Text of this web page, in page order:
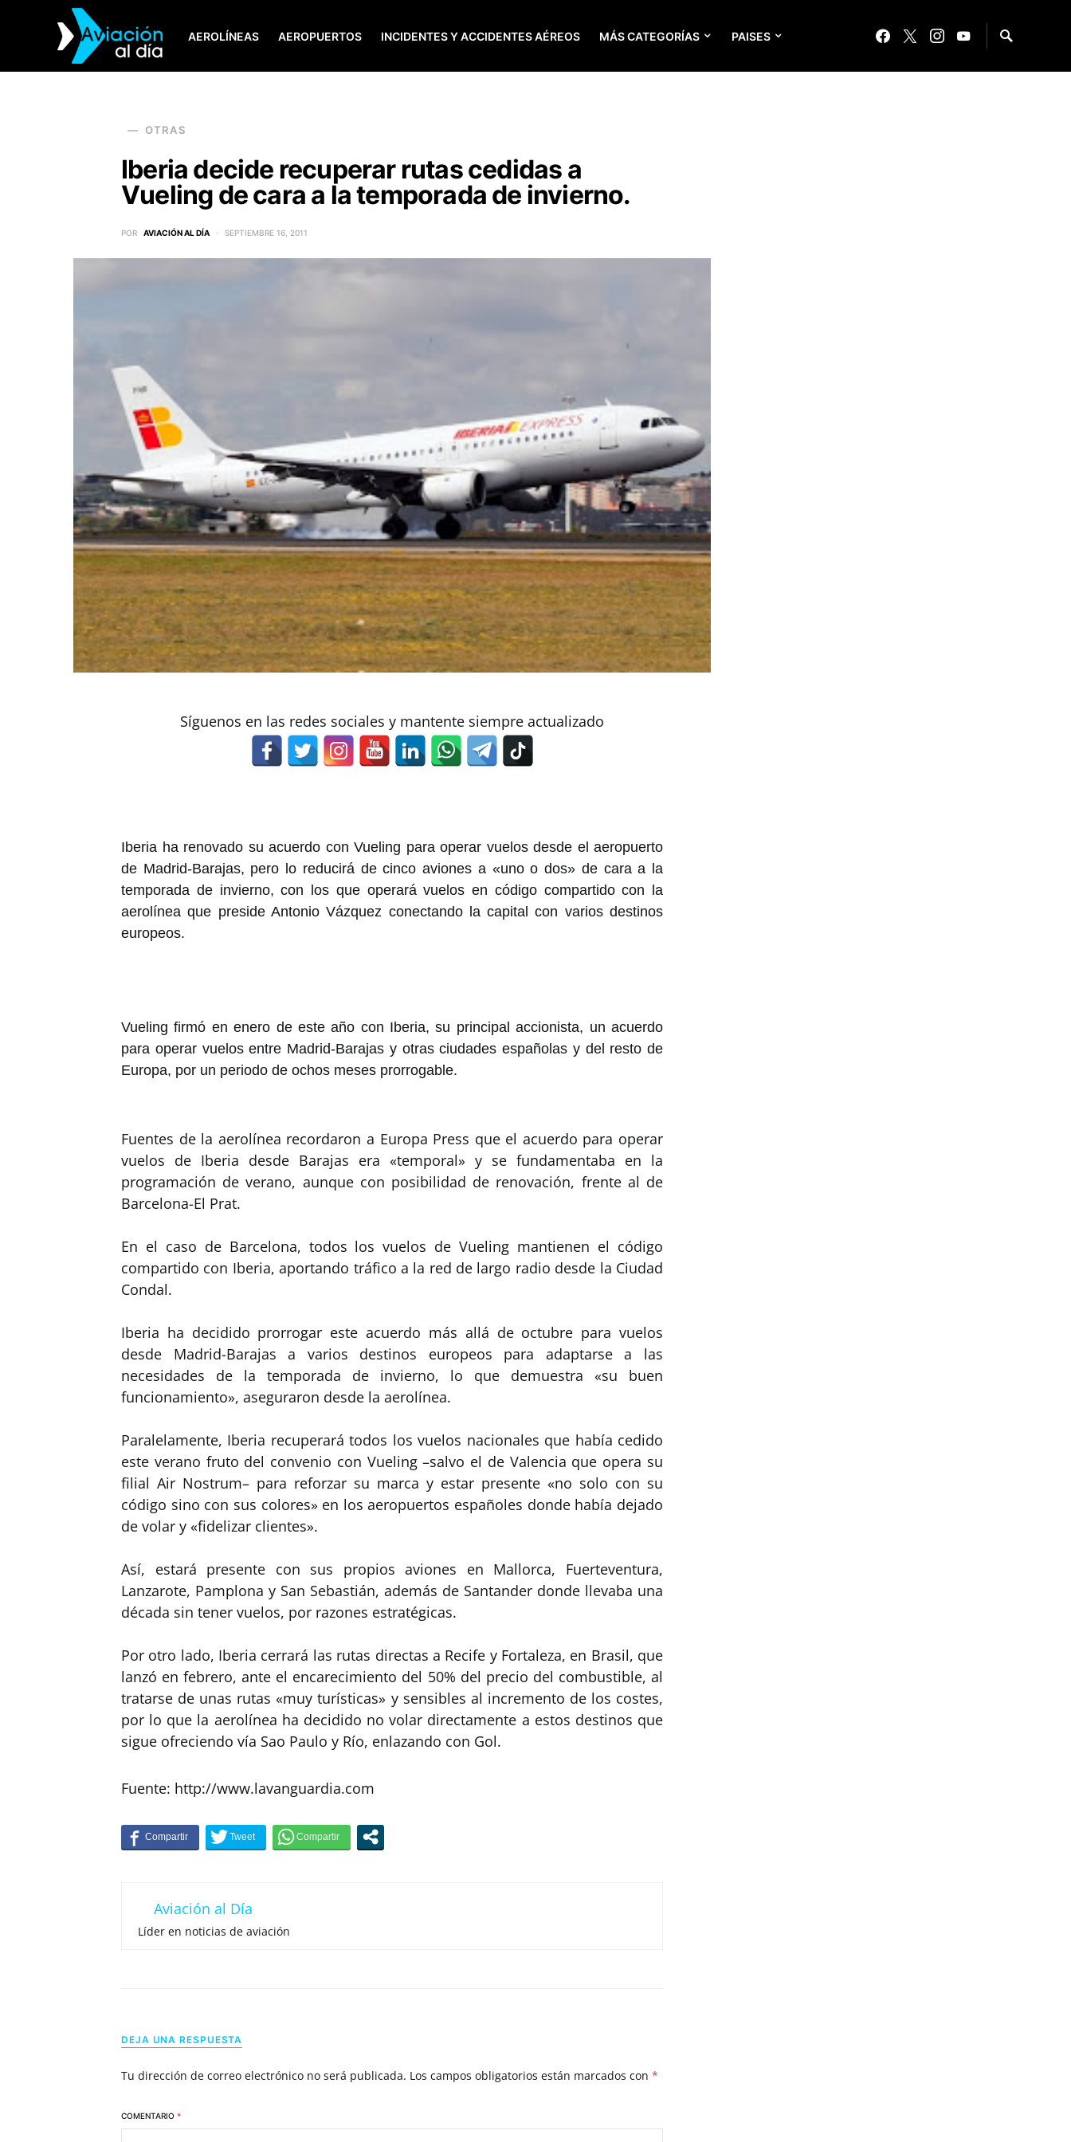
AEROLÍNEAS AEROPUERTOS INCIDENTES Y ACCIDENTES AÉREOS MÁS CATEGORÍAS PAISES
SEARCH FOR:
OTRAS
Iberia decide recuperar rutas cedidas a
Vueling de cara a la temporada de invierno.
POR AVIACIÓN AL DÍA SEPTIEMBRE 16, 2011
Síguenos en las redes sociales y mantente siempre actualizado
Iberia ha renovado su acuerdo con Vueling para operar vuelosdesde el aeropuerto
de Madrid-Barajas, pero lo reducirá de cinco aviones a «uno o dos» de cara a la
temporada de invierno, con los que operará vuelos en código compartido con la
aerolínea que preside Antonio Vázquez conectando la capital con varios destinos
europeos.
Vueling firmó en enero de este año con Iberia, su principal accionista, un acuerdo
para operar vuelos entre Madrid-Barajas y otras ciudades españolas y del resto de
Europa, por un periodo de ochos meses prorrogable.
Fuentes de la aerolínea recordaron a Europa Press que el acuerdo para operar
vuelos de Iberia desde Barajas era «temporal» y se fundamentaba en la
programación de verano, aunque con posibilidad de renovación, frente al de
Barcelona-El Prat.
En el caso de Barcelona, todos los vuelos de Vueling mantienen el código
compartido con Iberia, aportando tráfico a la red de largo radio desde la Ciudad
Condal.
Iberia ha decidido prorrogar este acuerdo más allá de octubre para vuelos
desde Madrid-Barajas a varios destinos europeos para adaptarse a las
necesidades de la temporada de invierno, lo que demuestra «su buen
funcionamiento», aseguraron desde la aerolínea.
Paralelamente, Iberia recuperará todos los vuelos nacionales que había cedido
este verano fruto del convenio con Vueling –salvo el de Valencia que opera su
filial Air Nostrum– para reforzar su marca y estar presente «no solo con su
código sino con sus colores» en los aeropuertos españoles donde había dejado
de volar y «fidelizar clientes».
Así, estará presente con sus propios aviones en Mallorca, Fuerteventura,
Lanzarote, Pamplona y San Sebastián, además de Santander donde llevaba una
década sin tener vuelos, por razones estratégicas.
Por otro lado, Iberia cerrará las rutas directas a Recife y Fortaleza, en Brasil, que
lanzó en febrero, ante el encarecimiento del 50% del precio del combustible, al
tratarse de unas rutas «muy turísticas» y sensibles al incremento de los costes,
por lo que la aerolínea ha decidido no volar directamente a estos destinos que
sigue ofreciendo vía Sao Paulo y Río, enlazando con Gol.
Fuente: http://www.lavanguardia.com
Aviación al Día
Líder en noticias de aviación
DEJA UNA RESPUESTA
Tu dirección de correo electrónico no será publicada. Los campos obligatorios están marcados con *
COMENTARIO *